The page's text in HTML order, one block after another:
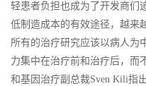
轻患者负担也成为了开发商们
低制造成本的有效途径，越来
所有的治疗研究应该以病人为
力集中在治疗前和治疗后，而
和基因治疗副总裁Sven Kili指